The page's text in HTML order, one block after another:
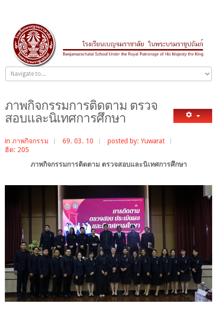
ภาพกิจกรรมการติดตาม ตรวจ
สอบและนิเทศการศึกษา
in ภาพกิจกรรม 69. 03. 10
posted by: Yuwarat
ฮิต: 205
ภาพกิจกรรมการติดตาม ตรวจสอบและนิเทศการศึกษา